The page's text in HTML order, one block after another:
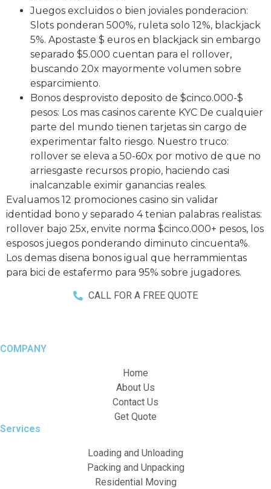
Juegos excluidos o bien joviales ponderacion:
Slots ponderan 500%, ruleta solo 12%, blackjack
5%. Apostaste $ euros en blackjack sin embargo
separado $5.000 cuentan para el rollover,
buscando 20x mayormente volumen sobre
esparcimiento.
Bonos desprovisto deposito de $cinco.000-$
pesos: Los mas casinos carente KYC De cualquier
parte del mundo tienen tarjetas sin cargo de
experimentar falto riesgo. Nuestro truco:
rollover se eleva a 50-60x por motivo de que no
arriesgaste recursos propio, haciendo casi
inalcanzable eximir ganancias reales.
Evaluamos 12 promociones casino sin validar
identidad bono y separado 4 tenian palabras realistas:
rollover bajo 25x, envite norma $cinco.000+ pesos, los
esposos juegos ponderando diminuto cincuenta%.
Los demas disena bonos igual que herrammientas
para bici de estafermo para 95% sobre jugadores.
CALL FOR A FREE QUOTE
COMPANY
Home
About Us
Contact Us
Get Quote
Services
Loading and Unloading
Packing and Unpacking
Residential Moving